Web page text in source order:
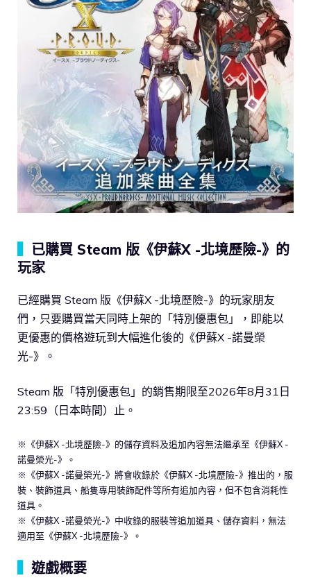
已購買 Steam 版《伊蘇X -北境歷險-》的
玩家
已經購買 Steam 版《伊蘇X -北境歷險-》的玩家朋友
們，只要購買當天同時上架的「特別優惠包」，即能以
更優惠的價格遊玩到大幅進化後的《伊蘇X -諾曼榮
光-》。
Steam 版「特別優惠包」的銷售期限至2026年8月31日
23:59（日本時間）止。
※《伊蘇X -北境歷險-》的儲存資料及追加內容無法繼承至《伊蘇X -
諾曼榮光-》。
※《伊蘇X -諾曼榮光-》將會收錄於《伊蘇X -北境歷險-》推出的，服
裝、裝飾道具、船隻專用裝飾配件等所有追加內容，但不包含消耗性
道具。
※《伊蘇X -諾曼榮光-》中收錄的服裝等追加道具、儲存資料，無法
適用至《伊蘇X -北境歷險-》。
遊戲概要